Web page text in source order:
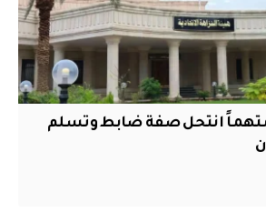
انتحل صفة ضابط وتسلم